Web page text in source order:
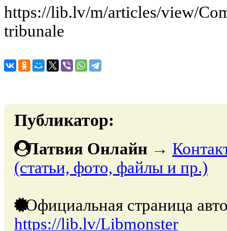
https://lib.lv/m/articles/view/
tribunale
Публикатор:
Латвия Онлайн →
(статьи, фото, файлы и пр.)
Официальная страница
https://lib.lv/Libmonster